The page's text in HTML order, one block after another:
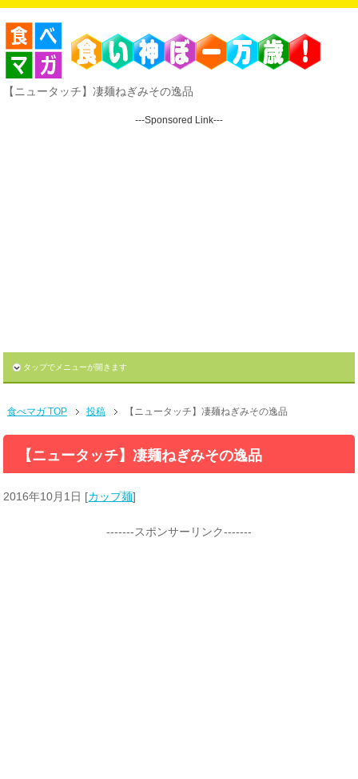
【ニュータッチ】凄麺ねぎみその逸品
---Sponsored Link---
タップでメニューが開きます
食べマガ TOP 投稿 【ニュータッチ】凄麺ねぎみその逸品
【ニュータッチ】凄麺ねぎみその逸品
2016年10月1日 [カップ麺]
-------スポンサーリンク-------